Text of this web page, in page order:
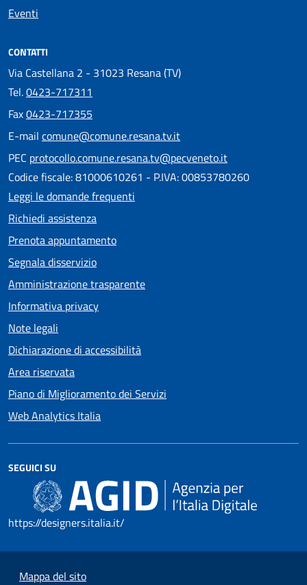
Eventi
CONTATTI
Via Castellana 2 - 31023 Resana (TV)
Tel.0423-717311
Fax0423-717355
E-mail comune@comune.resana.tv.it
PEC protocollo.comune.resana.tv@pecveneto.it
Codice fiscale: 81000610261 - P.IVA: 00853780260
Leggi le domande frequenti
Richiedi assistenza
Prenota appuntamento
Segnala disservizio
Amministrazione trasparente
Informativa privacy
Note legali
Dichiarazione di accessibilità
Area riservata
Piano di Miglioramento dei Servizi
Web Analytics Italia
SEGUICI SU
https://designers.italia.it/
Mappa del sito